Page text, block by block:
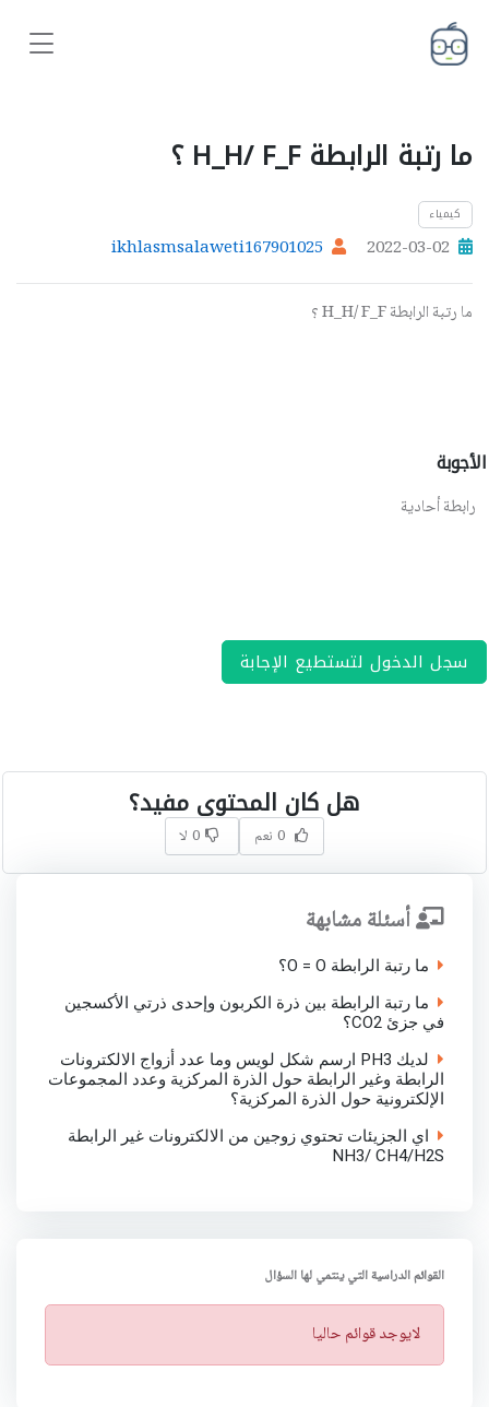
ما رتبة الرابطة H_H/ F_F ؟
كيمياء
2022-03-02
ikhlasmsalaweti167901025
ما رتبة الرابطة H_H/ F_F ؟
الأجوبة
رابطة أحادية
سجل الدخول لتستطيع الإجابة
هل كان المحتوى مفيد؟
0 نعم 0 لا
أسئلة مشابهة
ما رتبة الرابطة O = O؟
ما رتبة الرابطة بين ذرة الكربون وإحدى ذرتي الأكسجين
في جزئ CO2؟
لديك PH3 ارسم شكل لويس وما عدد أزواج الالكترونات
الرابطة وغير الرابطة حول الذرة المركزية وعدد المجموعات
الإلكترونية حول الذرة المركزية؟
اي الجزيئات تحتوي زوجين من الالكترونات غير الرابطة
NH3/ CH4/H2S
القوائم الدراسية التي ينتمي لها السؤال
ت
ن
لايوجد قوائم حاليا